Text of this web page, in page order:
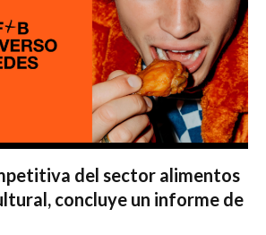
del sector alimentos
concluye un informe de